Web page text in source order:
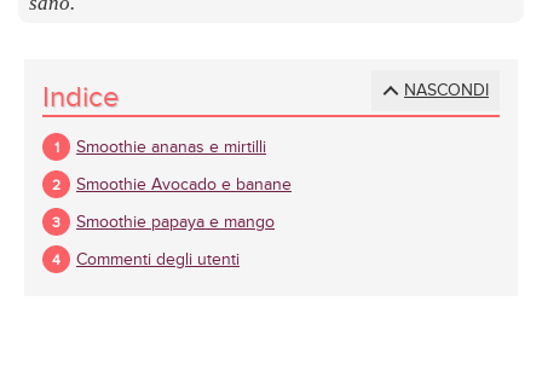
NASCONDI
Indice
Smoothie ananas e mirtilli
Smoothie Avocado e banane
Smoothie papaya e mango
Commenti degli utenti